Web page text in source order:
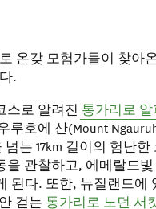
온갖 모험가들이 찾아
.
스로 알려진 통가리로
루호에 산(Mount
넘는 17km 길이의 험난
을 관찰하고, 에메랄드
된다. 또한, 뉴질랜드에
걷는 통가리로 노던 서